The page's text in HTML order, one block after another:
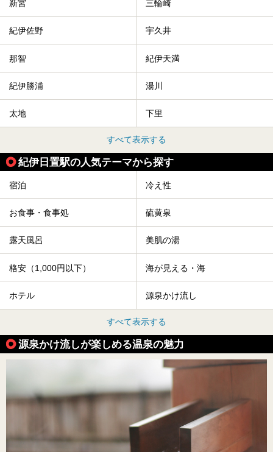
新宮 三輪崎
紀伊佐野 宇久井
那智 紀伊天満
紀伊勝浦 湯川
太地 下里
すべて表示する
紀伊日置駅の人気テーマから探す
宿泊 冷え性
お食事・食事処 硫黄泉
露天風呂 美肌の湯
格安（1,000円以下） 海が見える・海
ホテル 源泉かけ流し
すべて表示する
源泉かけ流しが楽しめる温泉の魅力